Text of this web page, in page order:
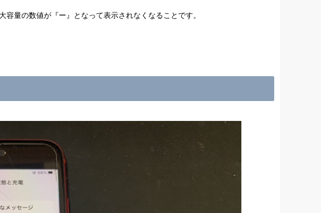
量の数値が『ー』となって表示されなくなることです。